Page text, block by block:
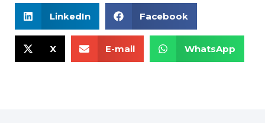
LinkedIn Facebook
X E-mail WhatsApp